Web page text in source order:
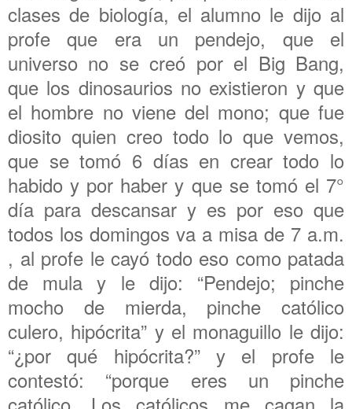
clases de biología, el alumno le dijo al
profe que era un pendejo, que el
universo no se creó por el Big Bang,
que los dinosaurios no existieron y que
el hombre no viene del mono; que fue
diosito quien creo todo lo que vemos,
que se tomó 6 días en crear todo lo
habido y por haber y que se tomó el 7°
día para descansar y es por eso que
todos los domingos va a misa de 7 a.m.
, al profe le cayó todo eso como patada
de mula y le dijo: “Pendejo; pinche
mocho de mierda, pinche católico
culero, hipócrita” y el monaguillo le dijo:
“¿por qué hipócrita?” y el profe le
contestó: “porque eres un pinche